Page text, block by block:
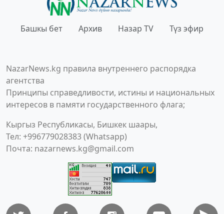
Башкы бет Архив Назар TV Түз эфир
NazarNews.kg правила внутреннего распорядка
агентства
Принципы справедливости, истины и национальных
интересов в памяти государственного флага;
Кыргыз Республикасы, Бишкек шаары,
Тел: +996779028383 (Whatsapp)
Почта: nazarnews.kg@gmail.com